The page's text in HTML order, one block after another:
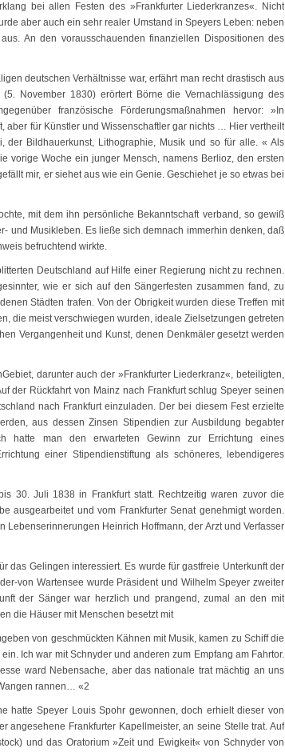
bei allen Festen des »Frankfurter Liederkranzes«. Nicht
aber auch ein sehr realer Umstand in Speyers Leben: neben
An den vorausschauenden finanziellen Dispositionen des
deutschen Verhältnisse war, erfährt man recht drastisch aus
November 1830) erörtert Börne die Vernachlässigung des
französische Förderungsmaßnahmen hervor: »In
aber für Künstler und Wissenschaftler gar nichts … Hier vertheilt
Bildhauerkunst, Lithographie, Musik und so für alle. « Als
vorige Woche ein junger Mensch, namens Berlioz, den ersten
mir, er siehet aus wie ein Genie. Geschiehet je so etwas bei
mit dem ihn persönliche Bekanntschaft verband, so gewiß
und Musikleben. Es ließe sich demnach immerhin denken, daß
befruchtend wirkte.
Deutschland auf Hilfe einer Regierung nicht zu rechnen.
wie er sich auf den Sängerfesten zusammen fand, zu
Städten trafen. Von der Obrigkeit wurden diese Treffen mit
die meist verschwiegen wurden, ideale Zielsetzungen getreten
Vergangenheit und Kunst, denen Denkmäler gesetzt werden
darunter auch der »Frankfurter Liederkranz«, beteiligten,
der Rückfahrt von Mainz nach Frankfurt schlug Speyer seinen
nach Frankfurt einzuladen. Der bei diesem Fest erzielte
aus dessen Zinsen Stipendien zur Ausbildung begabter
hatte man den erwarteten Gewinn zur Errichtung eines
einer Stipendienstiftung als schöneres, lebendigeres
30. Juli 1838 in Frankfurt statt. Rechtzeitig waren zuvor die
ausgearbeitet und vom Frankfurter Senat genehmigt worden.
Heinrich Hoffmann, der Arzt und Verfasser
das Gelingen interessiert. Es wurde für gastfreie Unterkunft der
von Wartensee wurde Präsident und Wilhelm Speyer zweiter
der Sänger war herzlich und prangend, zumal an den mit
die Häuser mit Menschen besetzt mit
von geschmückten Kähnen mit Musik, kamen zu Schiff die
Ich war mit Schnyder und anderen zum Empfang am Fahrtor.
ward Nebensache, aber das nationale trat mächtig an uns
rannen… «2
hatte Speyer Louis Spohr gewonnen, doch erhielt dieser von
angesehene Frankfurter Kapellmeister, an seine Stelle trat. Auf
und das Oratorium »Zeit und Ewigkeit« von Schnyder von